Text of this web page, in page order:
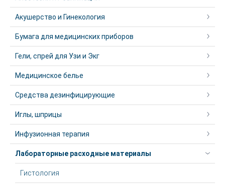
Акушерство и Гинекология
Бумага для медицинских приборов
Гели, спрей для Узи и Экг
Медицинское белье
Средства дезинфицирующие
Иглы, шприцы
Инфузионная терапия
Лабораторные расходные материалы
Гистология